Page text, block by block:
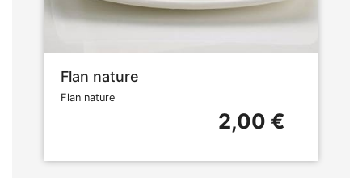
Flan nature
Flan nature
2,00 €